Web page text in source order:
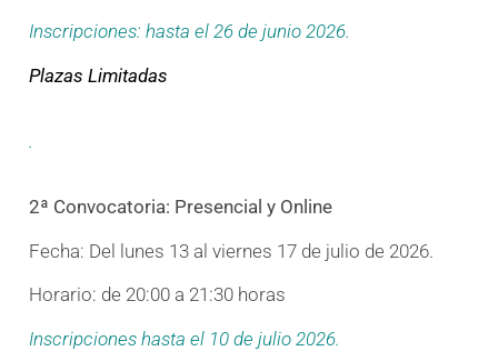
Inscripciones: hasta el 26 de junio 2026.
Plazas Limitadas
.
2ª Convocatoria: Presencial y Online
Fecha: Del lunes 13 al viernes 17 de julio de 2026.
Horario: de 20:00 a 21:30 horas
Inscripciones hasta el 10 de julio 2026.